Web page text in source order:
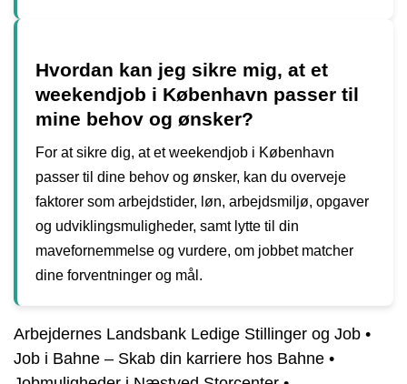
Hvordan kan jeg sikre mig, at et
weekendjob i København passer til
mine behov og ønsker?
For at sikre dig, at et weekendjob i København
passer til dine behov og ønsker, kan du overveje
faktorer som arbejdstider, løn, arbejdsmiljø, opgaver
og udviklingsmuligheder, samt lytte til din
mavefornemmelse og vurdere, om jobbet matcher
dine forventninger og mål.
Arbejdernes Landsbank Ledige Stillinger og Job •
Job i Bahne – Skab din karriere hos Bahne •